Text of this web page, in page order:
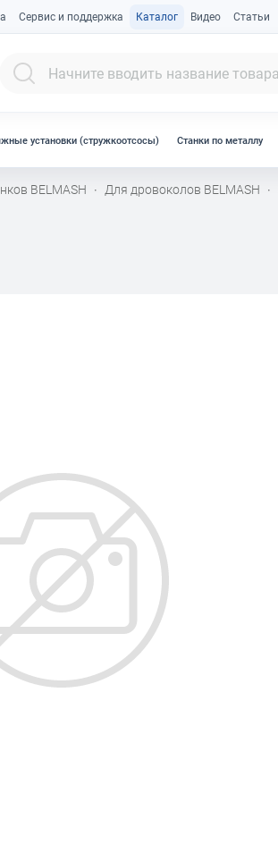
Сервис и поддержка Каталог Видео Статьи
установки (стружкоотсосы) Станки по металлу
BELMASH · Для дровоколов BELMASH ·